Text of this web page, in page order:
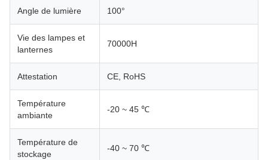
Angle de lumière 100°
Vie des lampes et
lanternes
70000H
Attestation CE, RoHS
Température
ambiante
-20 ~ 45 ℃
Température de
stockage
-40 ~ 70 ℃